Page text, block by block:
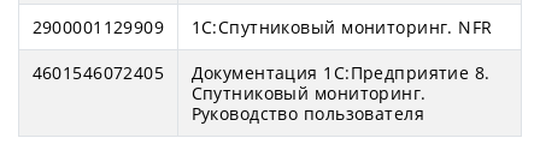
2900001129909
1С:Спутниковый мониторинг. NFR
4601546072405
Документация 1С:Предприятие 8.
Спутниковый мониторинг.
Руководство пользователя